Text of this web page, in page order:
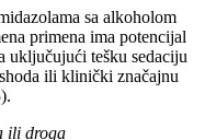
sa alkoholom
primena ima potencijal
uključujući tešku sedaciju
ili klinički značajnu
ili droga